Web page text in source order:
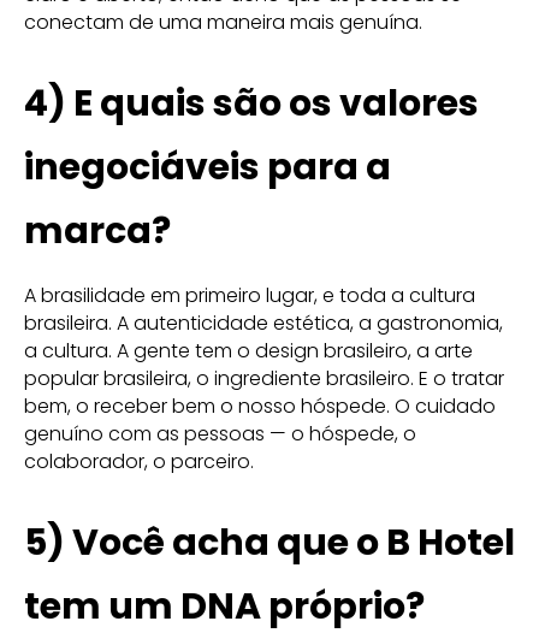
conectam de uma maneira mais genuína.
4) E quais são os valores
inegociáveis para a
marca?
A brasilidade em primeiro lugar, e toda a cultura
brasileira. A autenticidade estética, a gastronomia,
a cultura. A gente tem o design brasileiro, a arte
popular brasileira, o ingrediente brasileiro. E o tratar
bem, o receber bem o nosso hóspede. O cuidado
genuíno com as pessoas — o hóspede, o
colaborador, o parceiro.
5) Você acha que o B Hotel
tem um DNA próprio?